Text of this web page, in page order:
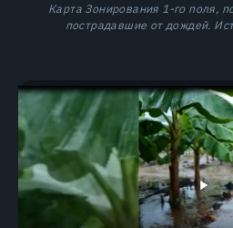
Карта Зонирования 1-го поля,
пострадавшие от дождей.